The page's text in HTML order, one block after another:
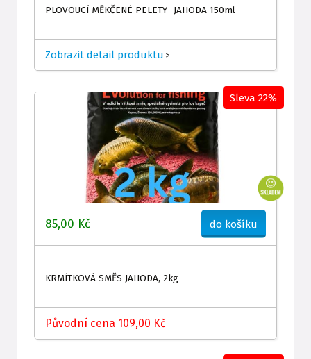
PLOVOUCÍ MĚKČENÉ PELETY- JAHODA 150ml
Zobrazit detail produktu >
85,00 Kč do košíku
KRMÍTKOVÁ SMĚS JAHODA, 2kg
Původní cena 109,00 Kč
Sleva 22%